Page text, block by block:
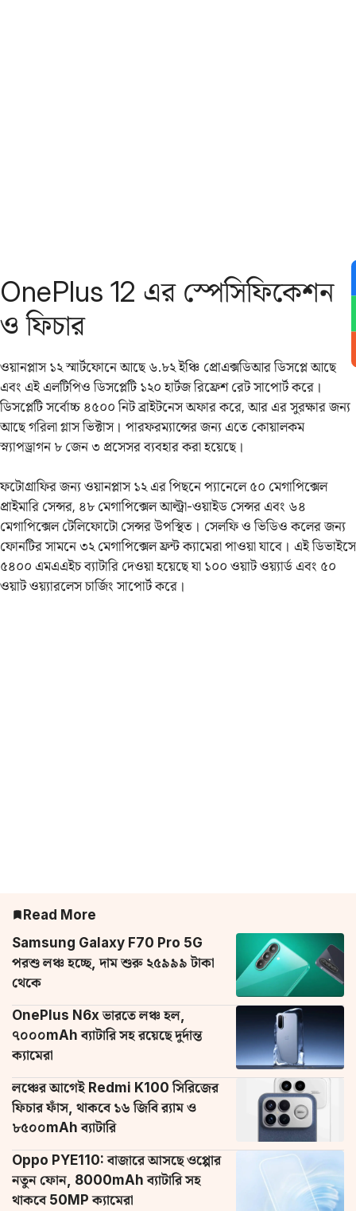
OnePlus 12 এর স্পেসিফিকেশন
ও ফিচার
ওয়ানপ্লাস ১২ স্মার্টফোনে আছে ৬.৮২ ইঞ্চি প্রোএক্সডিআর ডিসপ্লে আছে
এবং এই এলটিপিও ডিসপ্লেটি ১২০ হার্টজ রিফ্রেশ রেট সাপোর্ট করে।
ডিসপ্লেটি সর্বোচ্চ ৪৫০০ নিট ব্রাইটনেস অফার করে, আর এর সুরক্ষার জন্য
আছে গরিলা গ্লাস ভিক্টাস। পারফরম্যান্সের জন্য এতে কোয়ালকম
স্ন্যাপড্রাগন ৮ জেন ৩ প্রসেসর ব্যবহার করা হয়েছে।
ফটোগ্রাফির জন্য ওয়ানপ্লাস ১২ এর পিছনে প্যানেলে ৫০ মেগাপিক্সেল
প্রাইমারি সেন্সর, ৪৮ মেগাপিক্সেল আল্ট্রা-ওয়াইড সেন্সর এবং ৬৪
মেগাপিক্সেল টেলিফোটো সেন্সর উপস্থিত। সেলফি ও ভিডিও কলের জন্য
ফোনটির সামনে ৩২ মেগাপিক্সেল ফ্রন্ট ক্যামেরা পাওয়া যাবে। এই ডিভাইসে
৫৪০০ এমএএইচ ব্যাটারি দেওয়া হয়েছে যা ১০০ ওয়াট ওয়্যার্ড এবং ৫০
ওয়াট ওয়্যারলেস চার্জিং সাপোর্ট করে।
Read More
Samsung Galaxy F70 Pro 5G
পরশু লঞ্চ হচ্ছে, দাম শুরু ২৫৯৯৯ টাকা
থেকে
OnePlus N6x ভারতে লঞ্চ হল,
৭০০০mAh ব্যাটারি সহ রয়েছে দুর্দান্ত
ক্যামেরা
লঞ্চের আগেই Redmi K100 সিরিজের
ফিচার ফাঁস, থাকবে ১৬ জিবি র‌্যাম ও
৮৫০০mAh ব্যাটারি
Oppo PYE110: বাজারে আসছে ওপ্পোর
নতুন ফোন, 8000mAh ব্যাটারি সহ
থাকবে 50MP ক্যামেরা